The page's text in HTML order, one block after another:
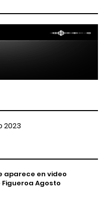
aparece en video
Agosto